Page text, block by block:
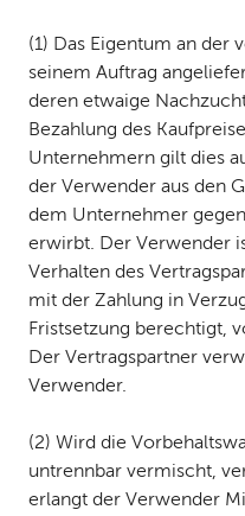
(1) Das Eigentum an der
seinem Auftrag
deren etwaige
Bezahlung des
Unternehmern gilt dies
der Verwender aus den
dem Unternehmer
erwirbt. Der Verwender
Verhalten des
mit der Zahlung in
Fristsetzung berechtigt,
Der Vertragspartner
Verwender.
(2) Wird die
untrennbar vermischt,
erlangt der Verwender